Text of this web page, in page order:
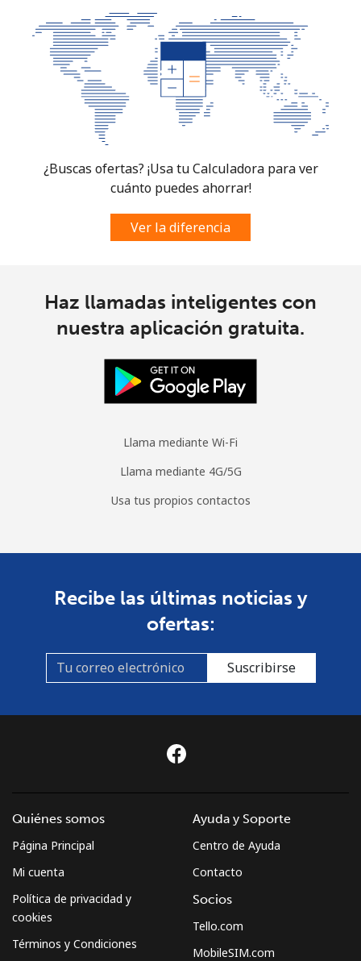
¿Buscas ofertas? ¡Usa tu Calculadora para ver
cuánto puedes ahorrar!
Ver la diferencia
Haz llamadas inteligentes con
nuestra aplicación gratuita.
Llama mediante Wi-Fi
Llama mediante 4G/5G
Usa tus propios contactos
Recibe las últimas noticias y
ofertas:
Suscribirse
Quiénes somos
Página Principal
Mi cuenta
Política de privacidad y
cookies
Términos y Condiciones
Ayuda y Soporte
Centro de Ayuda
Contacto
Socios
Tello.com
MobileSIM.com